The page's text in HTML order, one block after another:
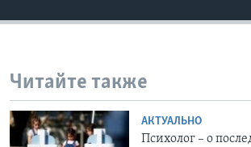
Читайте также
АКТУАЛЬНО
Психолог – о